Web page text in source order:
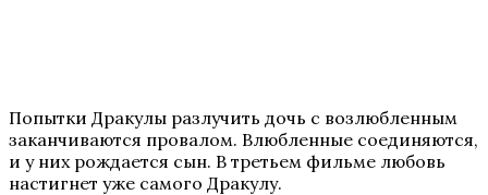
Попытки Дракулы разлучить дочь с возлюбленным
заканчиваются провалом. Влюбленные соединяются,
и у них рождается сын. В третьем фильме любовь
настигнет уже самого Дракулу.